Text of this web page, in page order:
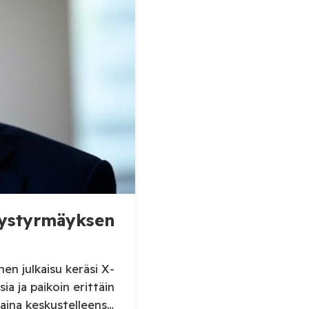
julkaisu keräsi X-
ja paikoin erittäin
keskustelleensa